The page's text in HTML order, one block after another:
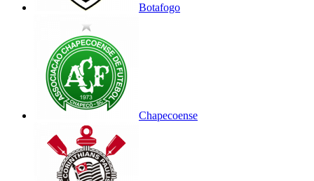
Botafogo
Chapecoense